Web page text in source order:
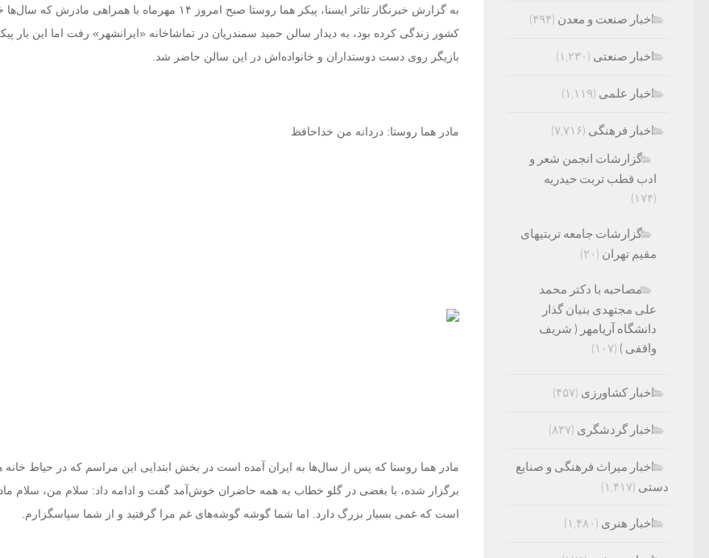
به گزارش خبرنگار تئاتر ایسنا، پیکر هما روستا صبح امروز ۱۴ مهرماه با همراهی مادرش
کشور زندگی کرده بود‌، به دیدار سالن حمید سمندریان در تماشاخانه «ایرانشهر» رفت اما این بار
بازیگر روی دست دوستداران و خانواده‌اش در این سالن حاضر شد.
مادر هما روستا: دردانه من خداحافظ
مادر هما روستا که پس از سال‌ها به ایران آمده است‌ در بخش ابتدایی این مراسم که در حیاط خانه
برگزار شده، با بغضی در گلو خطاب به همه حاضران خوش‌آمد گفت و ادامه داد: سلام من، سلام
است که غمی بسیار بزرگ دارد. اما شما گوشه گوشه‌های غم مرا گرفتید و از شما سپاسگزارم.
اخبار صنعت و معدن (۴۹۴)
اخبار صنعتی (۱,۲۳۰)
اخبار علمی (۱,۱۱۹)
اخبار فرهنگی (۷,۷۱۶)
گزارشات انجمن شعر و
ادب قطب تربت حیدریه
(۱۷۴)
گزارشات جامعه تربتیهای
مقیم تهران (۲۰)
مصاحبه با دکتر محمد
علی مجتهدی بنیان گذار
دانشگاه آریامهر ( شریف
واقفی ) (۱۰۷)
اخبار کشاورزی (۴۵۷)
اخبار گردشگری (۸۳۷)
اخبار میراث فرهنگی و صنایع
دستی (۱,۴۱۷)
اخبار هنری (۱,۴۸۰)